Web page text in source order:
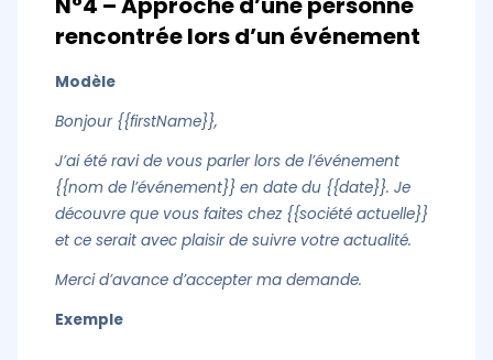
rencontrée lors d’un événement
Modèle
Bonjour {{firstName}},
J’ai été ravi de vous parler lors de l’événement
{{nom de l’événement}} en date du {{date}}. Je
découvre que vous faites chez {{société actuelle}}
et ce serait avec plaisir de suivre votre actualité.
Merci d’avance d’accepter ma demande.
Exemple